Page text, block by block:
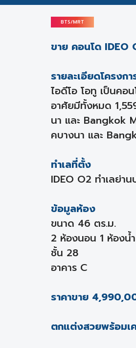
BTS/MRT
ขาย คอนโด
รายละเอียดโครงกา
ไอดีโอ โอทู เป็นค
อาศัยมีทั้งหมด
นา และ Bangkok
คบางนา และ
ทำเลที่ตั้ง
IDEO O2 ทำเลย่า
ข้อมูลห้อง
ขนาด 46 ตร.ม.
2 ห้องนอน 1 ห้องน้ำ
ชั้น 28
อาคาร C
ราคาขาย
ตกแต่งสวยพร้อมเ